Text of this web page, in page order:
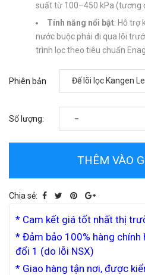
suất từ 100–450 kPa (tương
Tính năng nổi bật: Hỗ trợ
nước buộc phải đi qua lõi
trình lọc theo tiêu chuẩn
Phiên bản
Số lượng: -
THÊM VÀO
Chia sẻ:
* Cam kết giá tốt nhất thị
* Đảm bảo 100% hàng chính
đổi 1 (do lỗi NSX)
* Giao hàng tận nơi, được